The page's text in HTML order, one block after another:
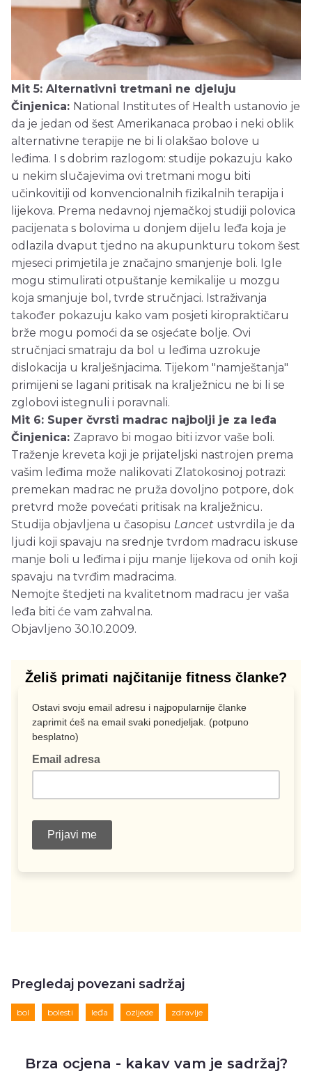
Mit 5: Alternativni tretmani ne djeluju
Činjenica: National Institutes of Health ustanovio je
da je jedan od šest Amerikanaca probao i neki oblik
alternativne terapije ne bi li olakšao bolove u
leđima. I s dobrim razlogom: studije pokazuju kako
u nekim slučajevima ovi tretmani mogu biti
učinkovitiji od konvencionalnih fizikalnih terapija i
lijekova. Prema nedavnoj njemačkoj studiji polovica
pacijenata s bolovima u donjem dijelu leđa koja je
odlazila dvaput tjedno na akupunkturu tokom šest
mjeseci primjetila je značajno smanjenje boli. Igle
mogu stimulirati otpuštanje kemikalije u mozgu
koja smanjuje bol, tvrde stručnjaci. Istraživanja
također pokazuju kako vam posjeti kiropraktičaru
brže mogu pomoći da se osjećate bolje. Ovi
stručnjaci smatraju da bol u leđima uzrokuje
dislokacija u kralješnjacima. Tijekom "namještanja"
primijeni se lagani pritisak na kralježnicu ne bi li se
zglobovi istegnuli i poravnali.
Mit 6: Super čvrsti madrac najbolji je za leđa
Činjenica: Zapravo bi mogao biti izvor vaše boli.
Traženje kreveta koji je prijateljski nastrojen prema
vašim leđima može nalikovati Zlatokosinoj potrazi:
premekan madrac ne pruža dovoljno potpore, dok
pretvrd može povećati pritisak na kralježnicu.
Studija objavljena u časopisu Lancet ustvrdila je da
ljudi koji spavaju na srednje tvrdom madracu iskuse
manje boli u leđima i piju manje lijekova od onih koji
spavaju na tvrđim madracima.
Nemojte štedjeti na kvalitetnom madracu jer vaša
leđa biti će vam zahvalna.
Objavljeno 30.10.2009.
Pregledaj povezani sadržaj
bol bolesti leđa ozljede zdravlje
Brza ocjena - kakav vam je sadržaj?